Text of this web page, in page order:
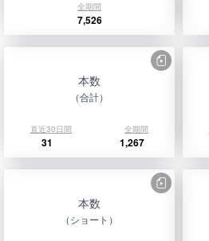
全期間
7,526
本数
（合計）
直近30日間 全期間
31 1,267
本数
（ショート）